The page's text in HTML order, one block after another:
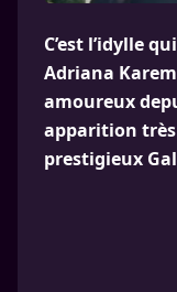
C’est l’idylle
Adriana
amoureux
apparition très
prestigieux